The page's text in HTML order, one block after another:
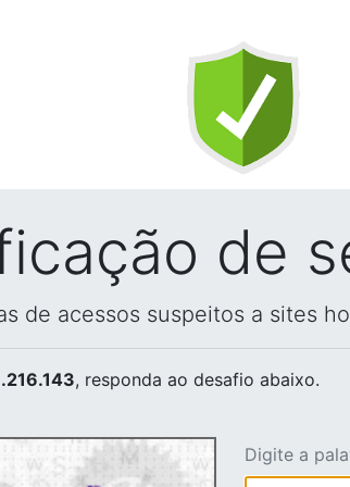
de
de acessos suspeitos a sites
, responda ao desafio abaixo.
Digite a